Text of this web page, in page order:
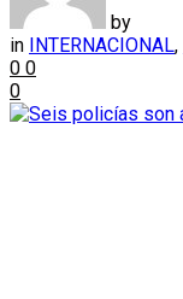
by
in INTERNACIONAL,
0 0
0